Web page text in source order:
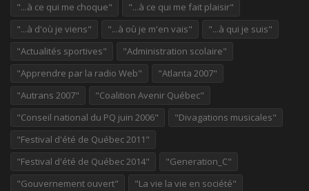
"...à ce qui me choque"
"...à ce qui me fait plaisir"
"...à d'où je viens"
"...à où je m'en vais"
"...à qui je suis"
"Actualités sportives"
"Administration scolaire"
"Apprendre par la radio Web"
"Atlanta 2007"
"Autrans 2007"
"Coalition Avenir Québec"
"Conseil national du PQ juin 2006"
"Divagations musicales"
"Festival d'été de Québec 2011"
"Festival d'été de Québec 2014"
"Generation_C"
"Gouvernement ouvert"
"La vie la vie en société"